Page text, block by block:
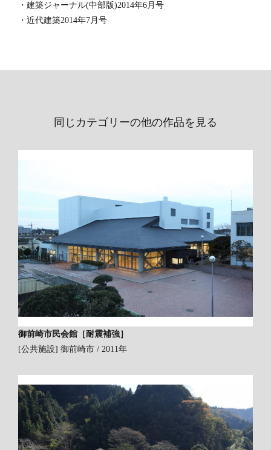
・ 建築ジャーナル(中部版)2014年6月号
・ 近代建築2014年7月号
同じカテゴリーの他の作品を見る
御前崎市民会館［耐震補強］
[公共施設] 御前崎市 / 2011年